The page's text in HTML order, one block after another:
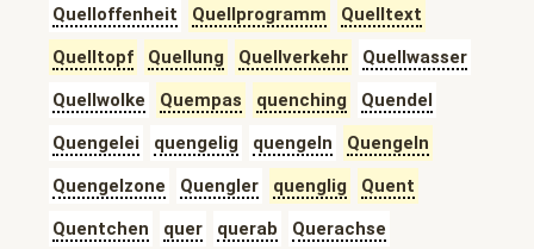
Quelloffenheit
Quellprogramm
Quelltext
Quelltopf
Quellung Quellverkehr
Quellwasser
Quellwolke
Quempas quenching
Quendel
Quengelei
quengelig quengeln
Quengeln
Quengelzone
Quengler quenglig
Quent
Quentchen
quer querab
Querachse